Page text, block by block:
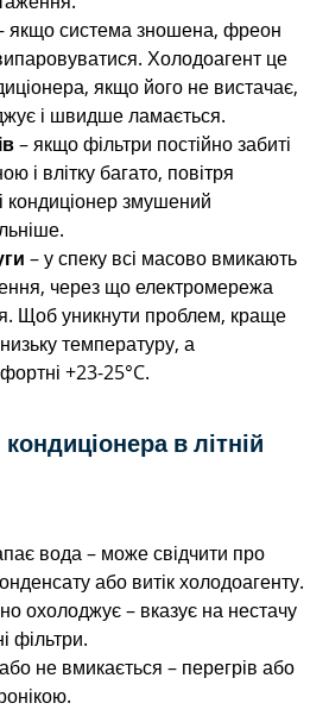
якщо система зношена, фреон
Холодоагент це
якщо його не вистачає,
і швидше ламається.
– якщо фільтри постійно забиті
і влітку багато, повітря
кондиціонер змушений
– у спеку всі масово вмикають
через що електромережа
Щоб уникнути проблем, краще
температуру, а
+23-25°C.
в літній
вода – може свідчити про
або витік холодоагенту.
охолоджує – вказує на нестачу
фільтри.
не вмикається – перегрів або